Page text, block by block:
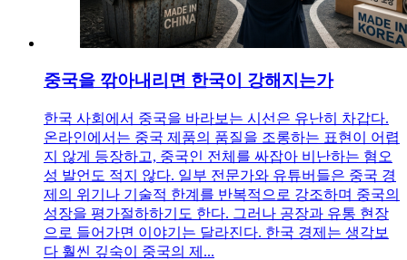
중국을 깎아내리면 한국이 강해지는가
한국 사회에서 중국을 바라보는 시선은 유난히 차갑다.
온라인에서는 중국 제품의 품질을 조롱하는 표현이 어렵
지 않게 등장하고, 중국인 전체를 싸잡아 비난하는 혐오
성 발언도 적지 않다. 일부 전문가와 유튜버들은 중국 경
제의 위기나 기술적 한계를 반복적으로 강조하며 중국의
성장을 평가절하하기도 한다. 그러나 공장과 유통 현장
으로 들어가면 이야기는 달라진다. 한국 경제는 생각보
다 훨씬 깊숙이 중국의 제...